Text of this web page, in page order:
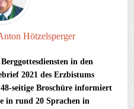
Hötzelsperger
in den
2021 des Erzbistums
seitige Broschüre informiert
in rund 20 Sprachen in